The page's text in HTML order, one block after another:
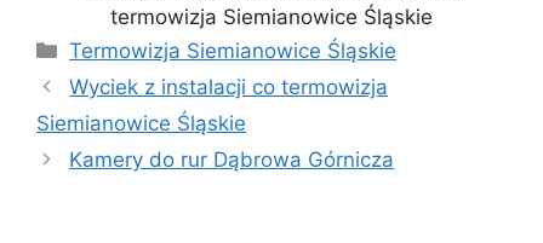
termowizja Siemianowice Śląskie
Kategorie
Termowizja Siemianowice Śląskie
Wyciek z instalacji co termowizja
Siemianowice Śląskie
Kamery do rur Dąbrowa Górnicza